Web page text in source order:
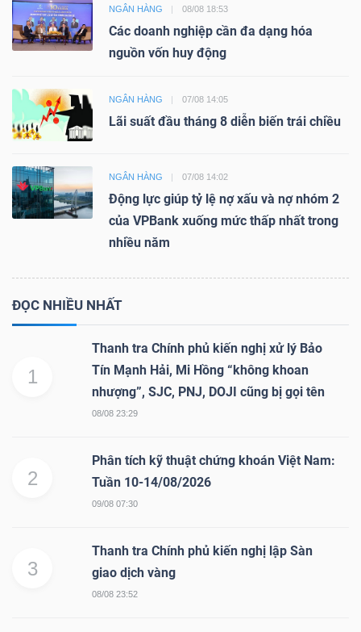
NGÂN HÀNG 08/08 18:53
Các doanh nghiệp cần đa dạng hóa
nguồn vốn huy động
NGÂN HÀNG 07/08 14:05
Lãi suất đầu tháng 8 diễn biến trái chiều
NGÂN HÀNG 07/08 14:02
Động lực giúp tỷ lệ nợ xấu và nợ nhóm 2
của VPBank xuống mức thấp nhất trong
nhiều năm
ĐỌC NHIỀU NHẤT
1
Thanh tra Chính phủ kiến nghị xử lý Bảo
Tín Mạnh Hải, Mi Hồng “không khoan
nhượng”, SJC, PNJ, DOJI cũng bị gọi tên
08/08 23:29
2
Phân tích kỹ thuật chứng khoán Việt Nam:
Tuần 10-14/08/2026
09/08 07:30
3
Thanh tra Chính phủ kiến nghị lập Sàn
giao dịch vàng
08/08 23:52